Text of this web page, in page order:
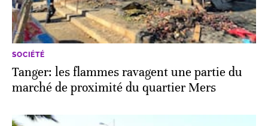
SOCIÉTÉ
Tanger: les flammes ravagent une partie du
marché de proximité du quartier Mers